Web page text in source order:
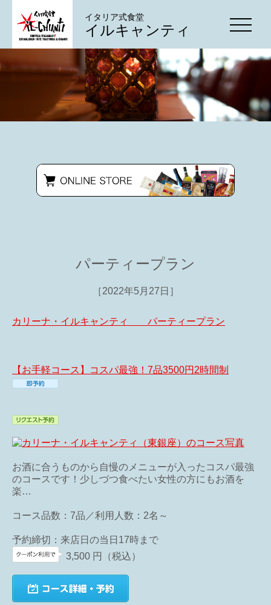
イタリア式食堂
イルキャンティ
パーティープラン
［2022年5月27日］
カリーナ・イルキャンティ パーティープラン
【お手軽コース】コスパ最強！7品3500円2時間制
お酒に合うものから自慢のメニューが入ったコスパ最強
のコースです！少しづつ食べたい女性の方にもお酒を
楽…
コース品数：7品／利用人数：2名～
予約締切：来店日の当日17時まで
3,500 円 （税込）